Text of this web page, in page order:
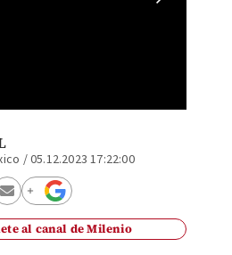
/05.12.2023 17:22:00
al canal de Milenio